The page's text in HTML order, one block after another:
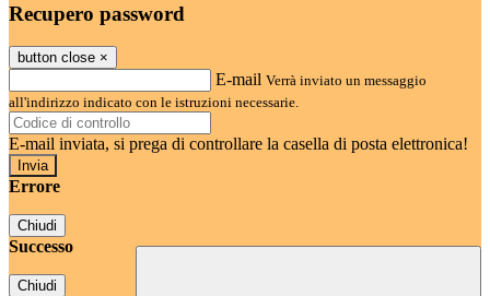
Recupero password
button close ×
E-mail Verrà inviato un messaggio
all'indirizzo indicato con le istruzioni necessarie.
E-mail inviata, si prega di controllare la casella di posta elettronica!
Errore
Chiudi
Successo
Chiudi